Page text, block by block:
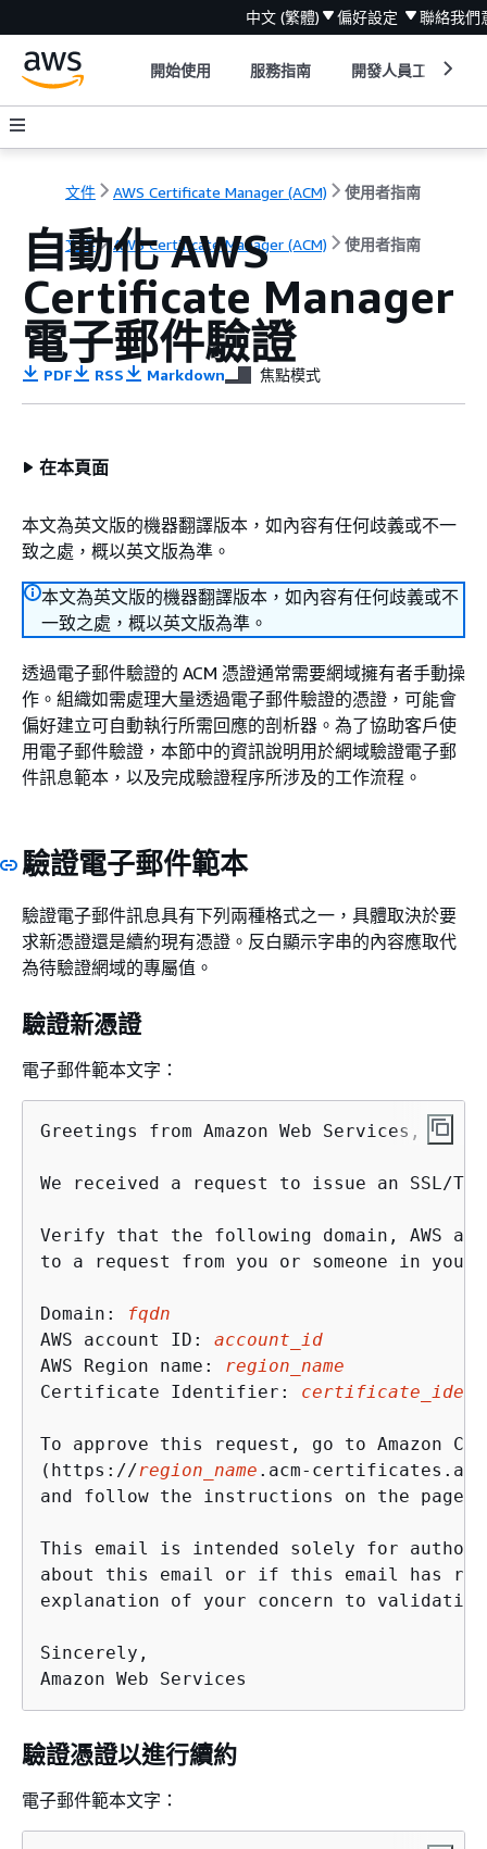
中文 (繁體) 偏好設定 聯絡我們
開始使用 服務指南 開發人員工具
文件 AWS Certificate Manager (ACM) 使用者指南
文件 AWS Certificate Manager (ACM) 使用者指南
自動化 AWS
Certificate Manager
電子郵件驗證
PDF RSS Markdown 焦點模式
在本頁面
本文為英文版的機器翻譯版本，如內容有任何歧義或不一
致之處，概以英文版為準。
本文為英文版的機器翻譯版本，如內容有任何歧義或不
一致之處，概以英文版為準。
透過電子郵件驗證的 ACM 憑證通常需要網域擁有者手動操
作。組織如需處理大量透過電子郵件驗證的憑證，可能會
偏好建立可自動執行所需回應的剖析器。為了協助客戶使
用電子郵件驗證，本節中的資訊說明用於網域驗證電子郵
件訊息範本，以及完成驗證程序所涉及的工作流程。
驗證電子郵件範本
驗證電子郵件訊息具有下列兩種格式之一，具體取決於要
求新憑證還是續約現有憑證。反白顯示字串的內容應取代
為待驗證網域的專屬值。
驗證新憑證
電子郵件範本文字：
Greetings from Amazon Web Services,
We received a request to issue an SSL/
Verify that the following domain, AWS
to a request from you or someone in
Domain:
fqdn
AWS account ID: account_id
AWS Region name:
region_name
Certificate Identifier:
To approve this request, go to Amazon
(https://region_name .acm-
and follow the instructions on the page.
This email is intended solely for
about this email or if this email has
explanation of your concern to validation-
Sincerely,
Amazon Web Services
驗證憑證以進行續約
電子郵件範本文字：